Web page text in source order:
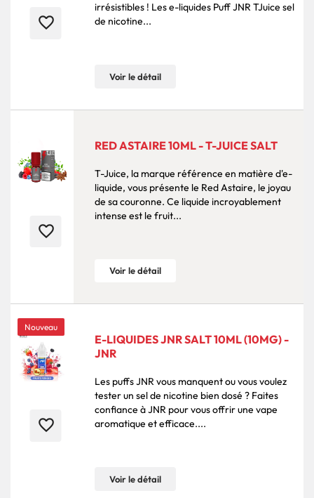
favorite_border
irrésistibles ! Les e-liquides Puff JNR TJuice sel
de nicotine...
Voir le détail
favorite_border
RED ASTAIRE 10ML - T-JUICE SALT
T-Juice, la marque référence en matière d'e-
liquide, vous présente le Red Astaire, le joyau
de sa couronne. Ce liquide incroyablement
intense est le fruit...
Voir le détail
Nouveau
favorite_border
E-LIQUIDES JNR SALT 10ML (10MG) -
JNR
Les puffs JNR vous manquent ou vous voulez
tester un sel de nicotine bien dosé ? Faites
confiance à JNR pour vous offrir une vape
aromatique et efficace....
Voir le détail